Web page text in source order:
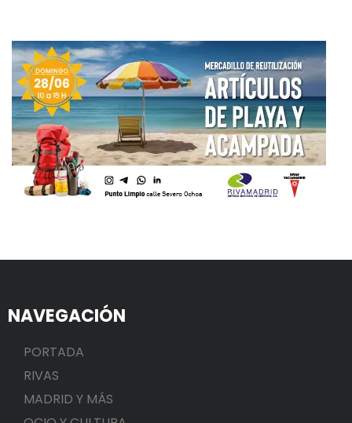
NAVEGACIÓN
PORTADA
RIVAS
MADRID Y MÁS